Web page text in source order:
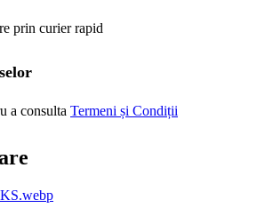
prin curier rapid
a consulta Termeni și Condiții